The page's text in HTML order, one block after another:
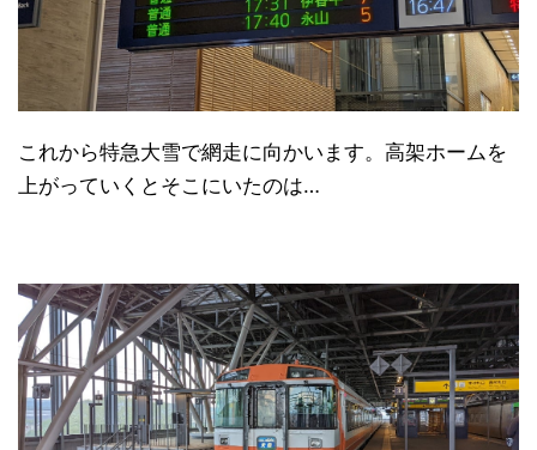
これから特急大雪で網走に向かいます。高架ホームを
上がっていくとそこにいたのは…